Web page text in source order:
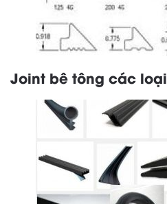
Joint bê tông các loại